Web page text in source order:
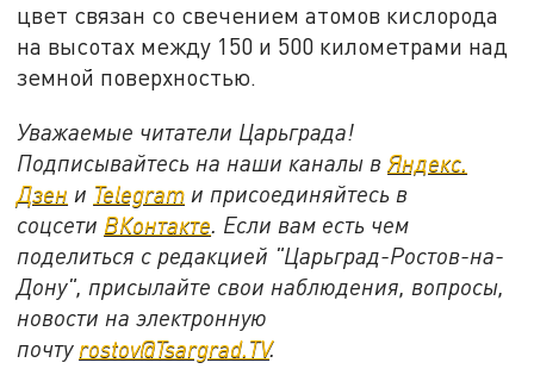
цвет связан со свечением атомов кислорода
на высотах между 150 и 500 километрами над
земной поверхностью.
Уважаемые читатели Царьграда!
Подписывайтесь на наши каналы вЯндекс.
Дзен и Telegram и присоединяйтесь в
соцсети ВКонтакте. Если вам есть чем
поделиться с редакцией "Царьград-Ростов-на-
Дону", присылайте свои наблюдения, вопросы,
новости на электронную
почту rostov@Tsargrad.ТV.